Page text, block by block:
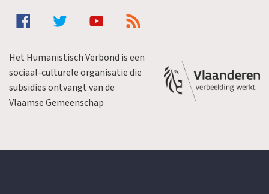
Het Humanistisch Verbond is een
sociaal-culturele organisatie die
subsidies ontvangt van de
Vlaamse Gemeenschap